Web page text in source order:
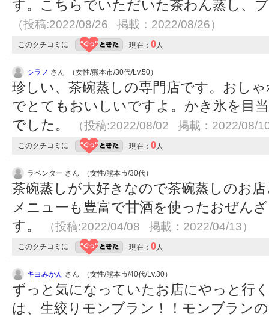
す。こちらでいただいた茶わん蒸し、
（投稿:2022/08/26 掲載：2022/08/26）
このクチコミに 現在： 0人
シラノ さん （女性/熊本市/30代/Lv.50）
珍しい、茶碗蒸しの専門店です。おし
でとてもおいしいですよ。かき氷を目
でした。
（投稿:2022/08/02 掲載：2022/08/
このクチコミに 現在： 0人
ラベンター さん （女性/熊本市/30代）
茶碗蒸しが大好きなので茶碗蒸しのお
メニューも豊富で甘酒を使ったおぜん
す。
（投稿:2022/04/08 掲載：2022/04/13）
このクチコミに 現在： 0人
キヨみかん さん （女性/熊本市/40代/Lv.30）
ずっと気になっていたお店にやっと行
は、生絞りモンブラン！！モンブラン